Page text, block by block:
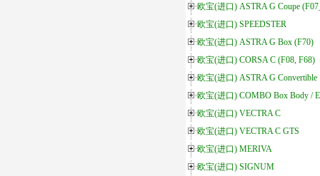
欧宝(进口) ASTRA G Coupe
欧宝(进口) SPEEDSTER
欧宝(进口) ASTRA G Box (F70)
欧宝(进口) CORSA C (F08, F68)
欧宝(进口) ASTRA G Convertible
欧宝(进口) COMBO Box Body /
欧宝(进口) VECTRA C
欧宝(进口) VECTRA C GTS
欧宝(进口) MERIVA
欧宝(进口) SIGNUM